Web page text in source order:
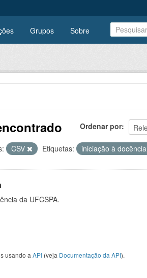
Grupos Sobre
Ordenar por
CSV Etiquetas: iniciação à docência
da UFCSPA.
usando a API (veja Documentação da API).